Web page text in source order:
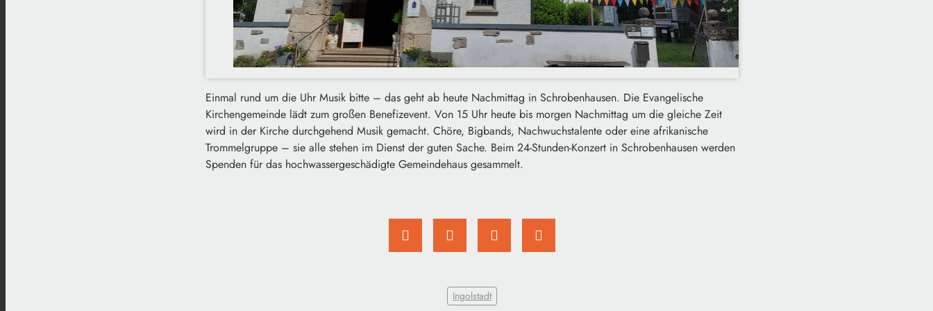
Einmal rund um die Uhr Musik bitte – das geht ab heute Nachmittag in Schrobenhausen. Die Evangelische
Kirchengemeinde lädt zum großen Benefizevent. Von 15 Uhr heute bis morgen Nachmittag um die gleiche Zeit
wird in der Kirche durchgehend Musik gemacht. Chöre, Bigbands, Nachwuchstalente oder eine afrikanische
Trommelgruppe – sie alle stehen im Dienst der guten Sache. Beim 24-Stunden-Konzert in Schrobenhausen werden
Spenden für das hochwassergeschädigte Gemeindehaus gesammelt.
Ingolstadt